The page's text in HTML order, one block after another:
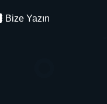
Bize Yazın